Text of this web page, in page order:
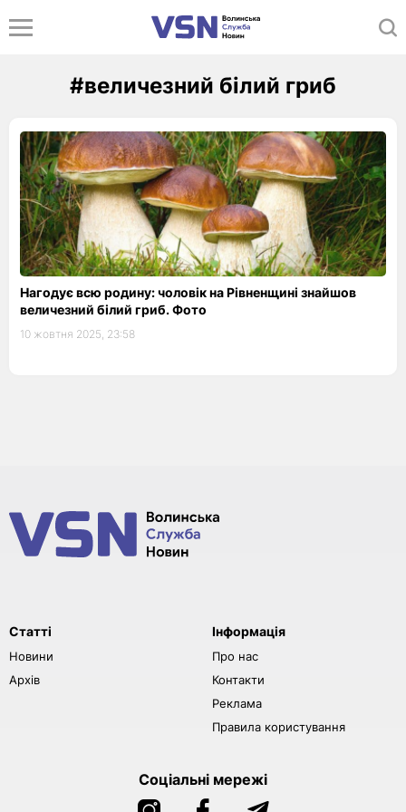
#величезний білий гриб
Нагодує всю родину: чоловік на Рівненщині знайшов
величезний білий гриб. Фото
10 жовтня 2025, 23:58
Статті
Новини
Архів
Інформація
Про нас
Контакти
Реклама
Правила користування
Соціальні мережі